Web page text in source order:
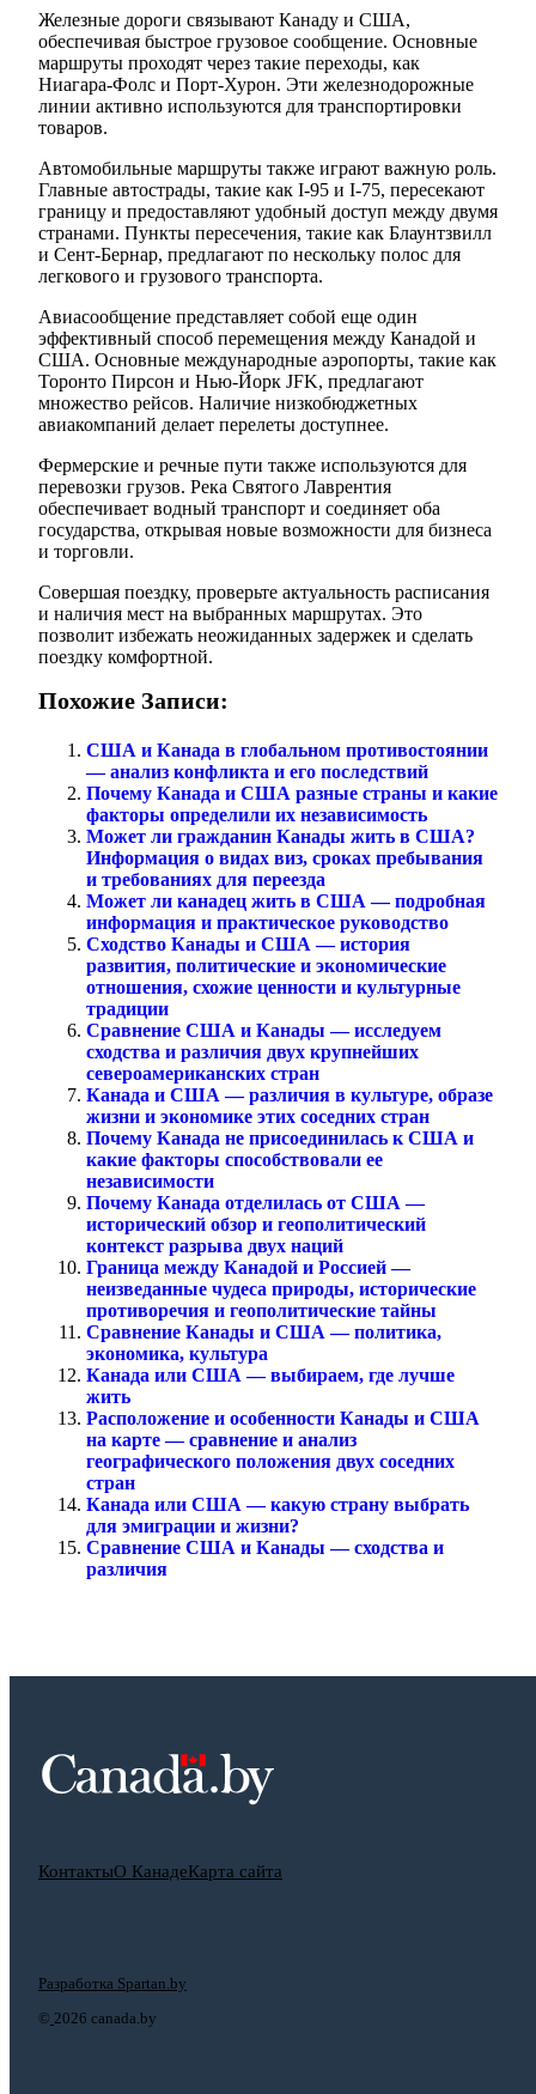
Железные дороги связывают Канаду и США,
обеспечивая быстрое грузовое сообщение. Основные
маршруты проходят через такие переходы, как
Ниагара-Фолс и Порт-Хурон. Эти железнодорожные
линии активно используются для транспортировки
товаров.
Автомобильные маршруты также играют важную роль.
Главные автострады, такие как I-95 и I-75, пересекают
границу и предоставляют удобный доступ между двумя
странами. Пункты пересечения, такие как Блаунтзвилл
и Сент-Бернар, предлагают по нескольку полос для
легкового и грузового транспорта.
Авиасообщение представляет собой еще один
эффективный способ перемещения между Канадой и
США. Основные международные аэропорты, такие как
Торонто Пирсон и Нью-Йорк JFK, предлагают
множество рейсов. Наличие низкобюджетных
авиакомпаний делает перелеты доступнее.
Фермерские и речные пути также используются для
перевозки грузов. Река Святого Лаврентия
обеспечивает водный транспорт и соединяет оба
государства, открывая новые возможности для бизнеса
и торговли.
Совершая поездку, проверьте актуальность расписания
и наличия мест на выбранных маршрутах. Это
позволит избежать неожиданных задержек и сделать
поездку комфортной.
Похожие Записи:
США и Канада в глобальном противостоянии
— анализ конфликта и его последствий
Почему Канада и США разные страны и какие
факторы определили их независимость
Может ли гражданин Канады жить в США?
Информация о видах виз, сроках пребывания
и требованиях для переезда
Может ли канадец жить в США — подробная
информация и практическое руководство
Сходство Канады и США — история
развития, политические и экономические
отношения, схожие ценности и культурные
традиции
Сравнение США и Канады — исследуем
сходства и различия двух крупнейших
североамериканских стран
Канада и США — различия в культуре, образе
жизни и экономике этих соседних стран
Почему Канада не присоединилась к США и
какие факторы способствовали ее
независимости
Почему Канада отделилась от США —
исторический обзор и геополитический
контекст разрыва двух наций
Граница между Канадой и Россией —
неизведанные чудеса природы, исторические
противоречия и геополитические тайны
Сравнение Канады и США — политика,
экономика, культура
Канада или США — выбираем, где лучше
жить
Расположение и особенности Канады и США
на карте — сравнение и анализ
географического положения двух соседних
стран
Канада или США — какую страну выбрать
для эмиграции и жизни?
Сравнение США и Канады — сходства и
различия
КонтактыО КанадеКарта сайта
© 2026 canada.by
Разработка Spartan.by